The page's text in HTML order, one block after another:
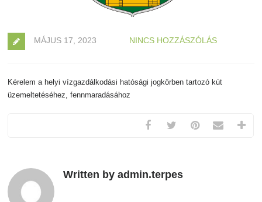
MÁJUS 17, 2023 NINCS HOZZÁSZÓLÁS
Kérelem a helyi vízgazdálkodási hatósági jogkörben tartozó kút
üzemeltetéséhez, fennmaradásához
Written by admin.terpes